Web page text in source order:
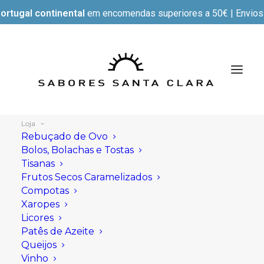
continental em encomendas superiores a 50€ |
Loja
Rebuçado de Ovo
Bolos, Bolachas e Tostas
Tisanas
Frutos Secos Caramelizados
Compotas
Xaropes
Licores
Patês de Azeite
Queijos
Vinho